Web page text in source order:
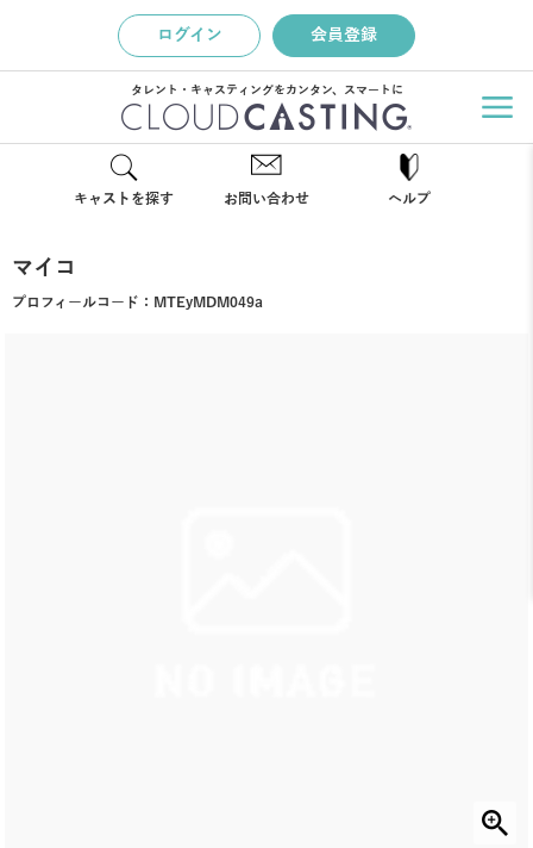
ログイン 会員登録
タレント・キャスティングをカンタン、スマートに
キャストを探す お問い合わせ ヘルプ
マイコ
プロフィールコード： MTEyMDM049a